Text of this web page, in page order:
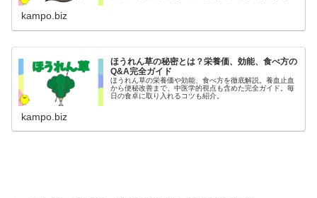
kampo.biz
ほうれん草の秘密とは？栄養価、効能、食べ方の
Q&A完全ガイド
ほうれん草の栄養価や効能、食べ方を徹底解説。養血止血
から便秘改善まで、中医学的視点も含めた完全ガイド。毎
日の食卓に取り入れるコツも紹介。
kampo.biz